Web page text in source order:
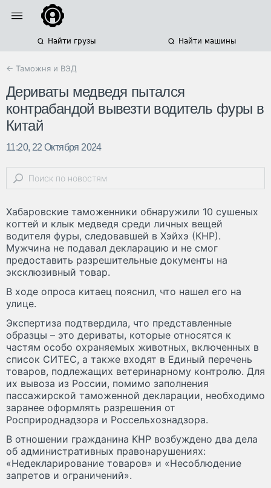
Найти грузы Найти машины
← Таможня и ВЭД
Дериваты медведя пытался
контрабандой вывезти водитель фуры в
Китай
11:20, 22 Октября 2024
Хабаровские таможенники обнаружили 10 сушеных
когтей и клык медведя среди личных вещей
водителя фуры, следовавшей в Хэйхэ (КНР).
Мужчина не подавал декларацию и не смог
предоставить разрешительные документы на
эксклюзивный товар.
В ходе опроса китаец пояснил, что нашел его на
улице.
Экспертиза подтвердила, что представленные
образцы – это дериваты, которые относятся к
частям особо охраняемых животных, включенных в
список СИТЕС, а также входят в Единый перечень
товаров, подлежащих ветеринарному контролю. Для
их вывоза из России, помимо заполнения
пассажирской таможенной декларации, необходимо
заранее оформлять разрешения от
Росприроднадзора и Россельхознадзора.
В отношении гражданина КНР возбуждено два дела
об административных правонарушениях:
«Недекларирование товаров» и «Несоблюдение
запретов и ограничений».